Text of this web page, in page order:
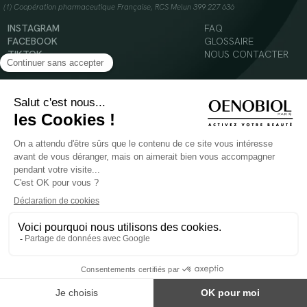
(1) Coopération pharmaceutique Française, RCS Melun 399 227 636
INSTAGRAM
FACEBOOK
TIKTOK
YOUTUBE
FAQ
GLOSSAIRE
NOUS CONTACTER
© 2024 Oenobiol Paris
Mentions légales
Politique en matière de cookies
POUR VOTRE SANTÉ, MANGEZ AU MOINS CINQ FRUITS ET LÉGUMES PAR JOUR -
Les complément alimentaires doivent être utilisés dans le cadre d'un mode de vie sain et
ne pas être utilisés comme substituts d'un régimes alimentaire varié et équilibré.